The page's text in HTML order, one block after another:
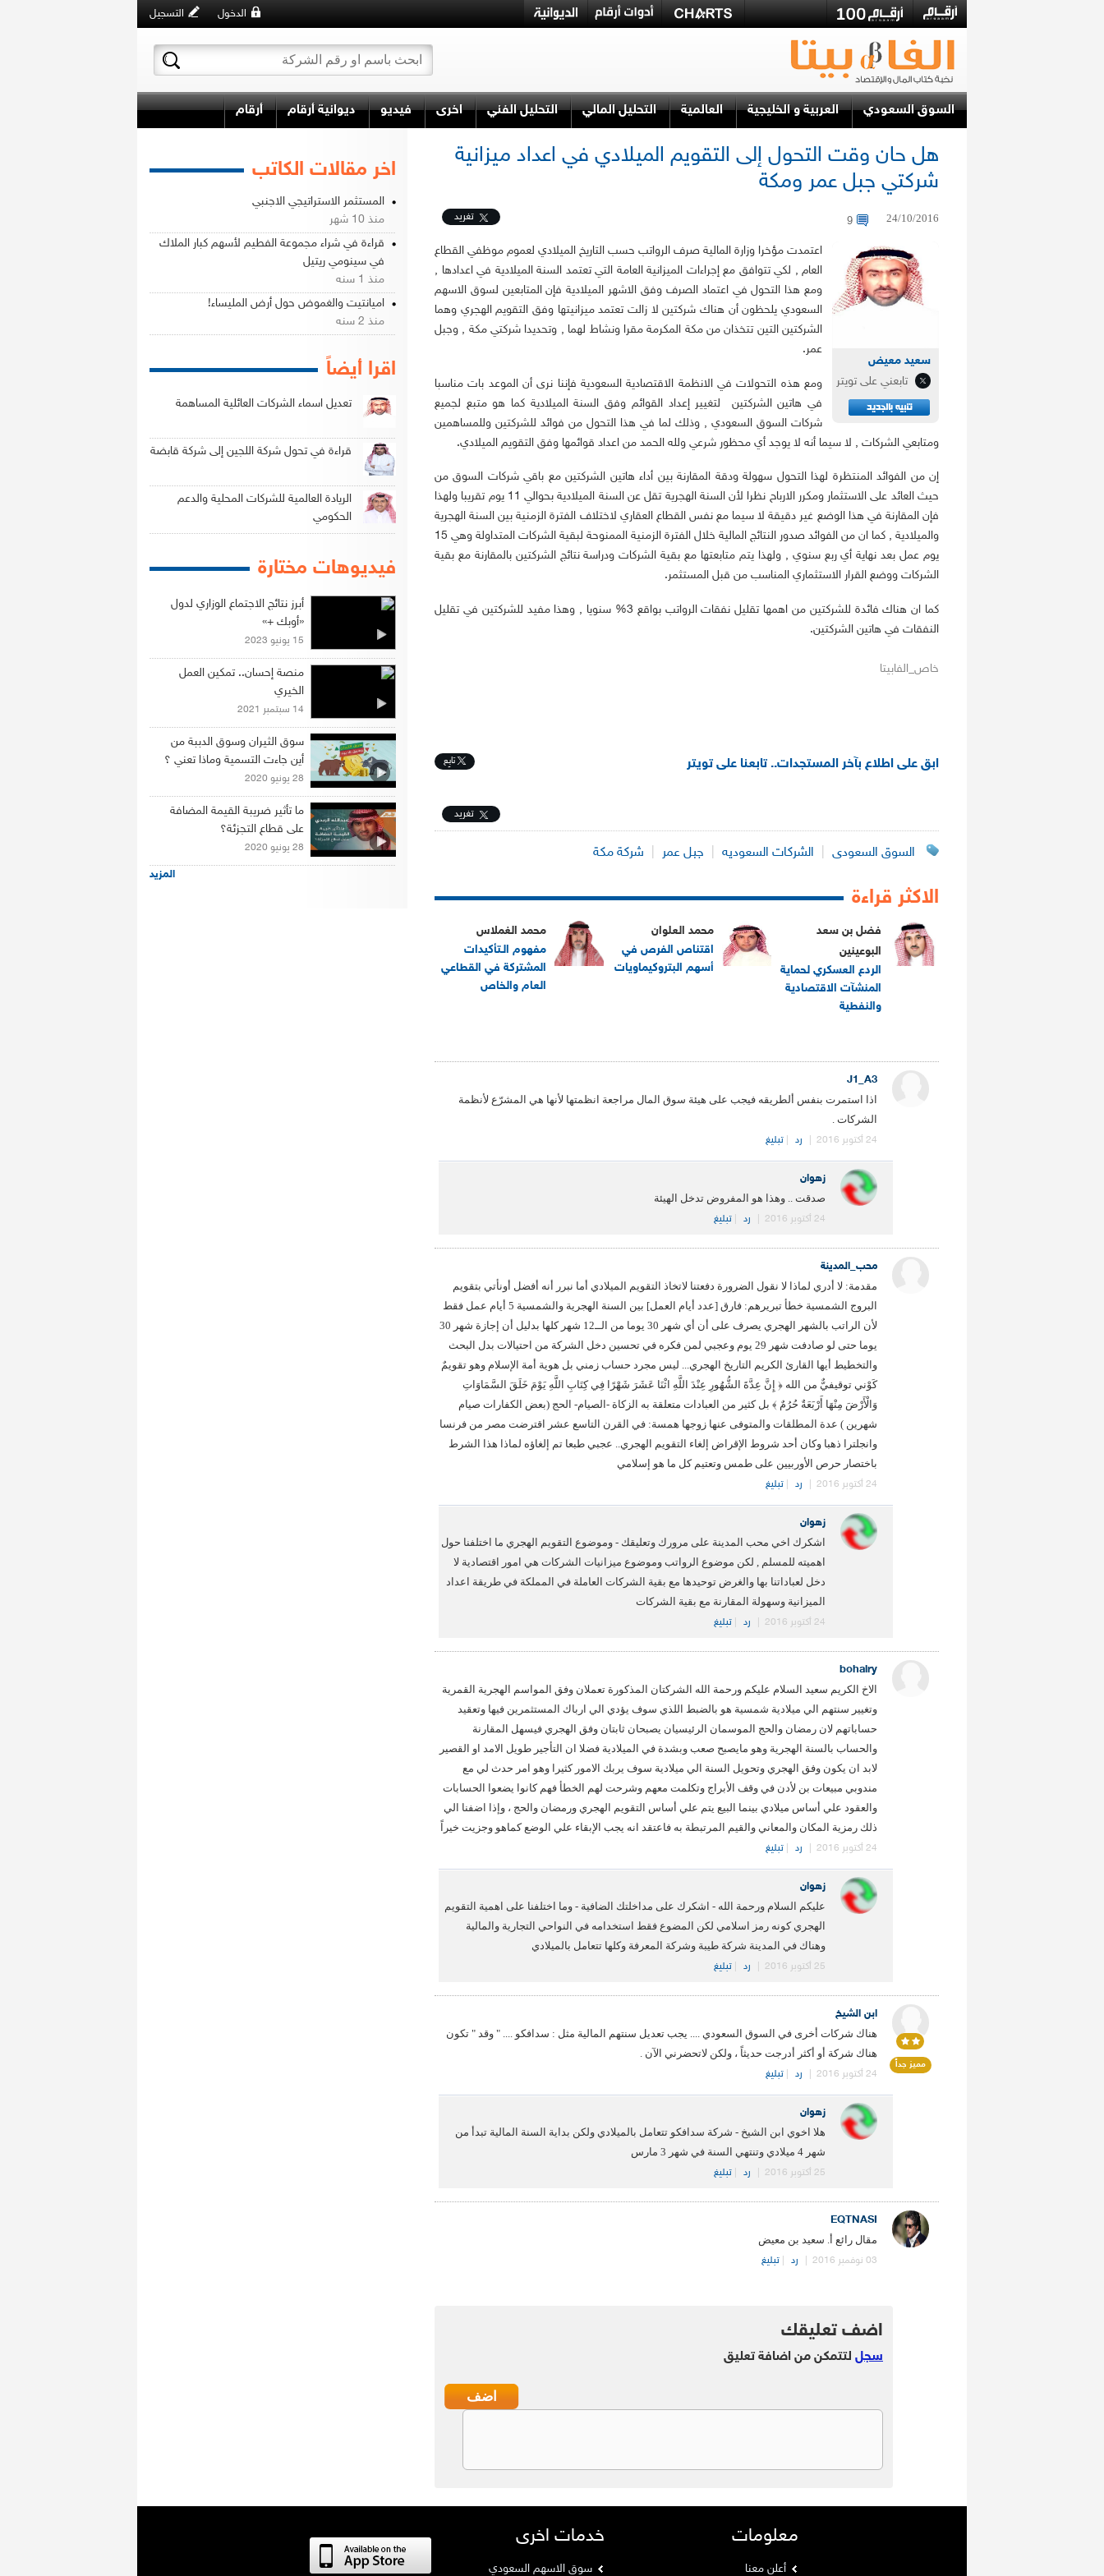
التسجيل الدخول
السوق السعودي العربية و الخليجية العالمية التحليل المالي التحليل الفني اخرى فيديو ديوانية أرقام أرقام
هل حان وقت التحول إلى التقويم الميلادي في اعداد ميزانية
شركتي جبل عمر ومكة
24/10/2016
9 تغريد
سعيد معيض
تابعني على تويتر
اعتمدت مؤخرا وزارة المالية صرف الرواتب حسب التاريخ الميلادي لعموم موظفي القطاع
العام , لكي تتوافق مع إجراءات الميزانية العامة التي تعتمد السنة الميلادية في اعدادها ,
ومع هذا التحول في اعتماد الصرف وفق الاشهر الميلادية فإن المتابعين لسوق الاسهم
السعودي يلحظون أن هناك شركتين لا زالت تعتمد ميزانيتها وفق التقويم الهجري وهما
الشركتين التين تتخذان من مكة المكرمة مقرا ونشاط لهما , وتحديدا شركتي مكة , وجبل
عمر.
ومع هذه التحولات في الانظمة الاقتصادية السعودية فإننا نرى أن الموعد بات مناسبا
في هاتين الشركتين لتغيير إعداد القوائم وفق السنة الميلادية كما هو متبع لجميع
شركات السوق السعودي , وذلك لما في هذا التحول من فوائد للشركتين وللمساهمين
ومتابعي الشركات , لا سيما أنه لا يوجد أي محظور شرعي ولله الحمد من اعداد قوائمها وفق التقويم الميلادي.
إن من الفوائد المنتظرة لهذا التحول سهولة ودقة المقارنة بين أداء هاتين الشركتين مع باقي شركات السوق من
حيث العائد على الاستثمار ومكرر الارباح نظرا لأن السنة الهجرية تقل عن السنة الميلادية بحوالي 11 يوم تقريبا ولهذا
فإن المقارنة في هذا الوضع غير دقيقة لا سيما مع نفس القطاع العقاري لاختلاف الفترة الزمنية بين السنة الهجرية
والميلادية , كما ان من الفوائد صدور النتائج المالية خلال الفترة الزمنية الممنوحة لبقية الشركات المتداولة وهي 15
يوم عمل بعد نهاية أي ربع سنوي , ولهذا يتم متابعتها مع بقية الشركات ودراسة نتائج الشركتين بالمقارنة مع بقية
الشركات ووضع القرار الاستثماري المناسب من قبل المستثمر.
كما ان هناك فائدة للشركتين من اهمها تقليل نفقات الرواتب بواقع 3% سنويا , وهذا مفيد للشركتين في تقليل
النفقات في هاتين الشركتين.
خاص_الفابيتا
ابق على اطلاع بآخر المستجدات.. تابعنا على تويتر تابِع
تغريد
السوق السعودى الشركات السعوديه جبل عمر شركة مكة
الاكثر قراءة
فضل بن سعد
البوعينين
الردع العسكري لحماية
المنشآت الاقتصادية
والنفطية
محمد العلوان
اقتناص الفرص في
أسهم البتروكيماويات
محمد الغملاس
مفهوم الـتأكيدات
المشتركة في القطاعي
العام والخاص
J1_A3
اذا استمرت بنفس ألطريقه فيجب على هيئة سوق المال مراجعة انظمتها لأنها هي المشرّع لأنظمة
الشركات .
24 أكتوبر 2016 رد تبليغ
زهوان
صدقت .. وهذا هو المفروض تدخل الهيئة
24 أكتوبر 2016 رد تبليغ
محب_المدينة
مقدمة: لا أدري لماذا لا نقول الضرورة دفعتنا لاتخاذ التقويم الميلادي أما نبرر أنه أفضل أونأتي بتقويم
البروج الشمسية خطأ تبريرهم: فارق [عدد أيام العمل] بين السنة الهجرية والشمسية 5 أيام عمل فقط
لأن الراتب بالشهر الهجري يصرف على أن أي شهر 30 يوما من الــ12 شهر كلها بدليل أن إجازة شهر 30
يوما حتى لو صادفت شهر 29 يوم وعجبي لمن فكره في تحسين دخل الشركة من احتيالات بدل البحث
والتخطيط أيها القارئ الكريم التاريخ الهجري... ليس مجرد حساب زمني بل هوية أمة الإسلام وهو تقويمٌ
كَوْني توقيفيٌّ من الله ﴿ إِنَّ عِدَّةَ الشُّهُورِ عِنْدَ اللَّهِ اثْنَا عَشَرَ شَهْرًا فِي كِتَابِ اللَّهِ يَوْمَ خَلَقَ السَّمَاوَاتِ
وَالْأَرْضَ مِنْهَا أَرْبَعَةٌ حُرُمٌ ﴾ بل كثير من العبادات متعلقة به الزكاة -الصيام- الحج (بعض الكفارات صيام
شهرين ) عدة المطلقات والمتوفى عنها زوجها همسة: في القرن التاسع عشر اقترضت مصر من فرنسا
وانجلترا ذهبا وكان أحد شروط الإقراض إلغاء التقويم الهجري.. عجبي طبعا تم إلغاؤه لماذا هذا الشرط
باختصار حرص الأوربيين على طمس وتعتيم كل ما هو إسلامي
24 أكتوبر 2016 رد تبليغ
زهوان
اشكرك اخي محب المدينة على مرورك وتعليقك - وموضوع التقويم الهجري ما اختلفنا حول
اهميته للمسلم , لكن موضوع الرواتب وموضوع ميزانيات الشركات هي امور اقتصادية لا
دخل لعباداتنا بها والغرض توحيدها مع بقية الشركات العاملة في المملكة في طريقة اعداد
الميزانية وسهولة المقارنة مع بقية الشركات
24 أكتوبر 2016 رد تبليغ
bohairy
الاخ الكريم سعيد السلام عليكم ورحمة الله الشركتان المذكورة تعملان وفق المواسم الهجرية القمرية
وتغيير سنتهم الي ميلادية شمسية هو بالضبط اللذي سوف يؤدي الي ارباك المستثمرين فيها وتعقيد
حساباتهم لان رمضان والحج الموسمان الرئيسيان يصبحان ثابتان وفق الهجري فيسهل المقارنة
والحساب بالسنة الهجرية وهو مايصبح صعب وبشدة في الميلادية فضلا ان التأجير طويل الامد او القصير
لابد ان يكون وفق الهجري وتحويل السنة الي ميلادية سوف يربك الامور كثيرا وهو امر حدث لي مع
مندوبي مبيعات بن لأدن في وقف الأبراج وتكلمت معهم وشرحت لهم الخطأ فهم كانوا يضعوا الحسابات
والعقود علي أساس ميلادي بينما البيع يتم علي أساس التقويم الهجري ورمضان والحج ، وإذا اضفنا الي
ذلك رمزية المكان والمعاني والقيم المرتبطة به فاعتقد انه يجب الإبقاء علي الوضع كماهو وجزيت خيراً
24 أكتوبر 2016 رد تبليغ
زهوان
عليكم السلام ورحمة الله - اشكرك على مداخلتك الضافية - وما اختلفنا على اهمية التقويم
الهجري كونه رمز اسلامي لكن المضوع فقط استخدامه في النواحي التجارية والمالية
وهناك في المدينة شركة طيبة وشركة المعرفة وكلها تتعامل بالميلادي
25 أكتوبر 2016 رد تبليغ
مميز جداً
ابن الشيخ
هناك شركات أخرى في السوق السعودي .... يجب تعديل سنتهم المالية مثل : سدافكو .... " وقد " تكون
هناك شركة أو أكثر أدرجت حديثاً ، ولكن لاتحضرني الآن .
24 أكتوبر 2016 رد تبليغ
زهوان
هلا اخوي ابن الشيخ - شركة سدافكو تتعامل بالميلادي ولكن بداية السنة المالية تبدأ من
شهر 4 ميلادي وتنتهي السنة في شهر 3 مارس
25 أكتوبر 2016 رد تبليغ
EQTNASI
مقال رائع أ. سعيد بن معيض
03 نوفمبر 2016 رد تبليغ
اضف تعليقك
سجل لتتمكن من اضافة تعليق
اخر مقالات الكاتب
المستثمر الاستراتيجي الاجنبي
منذ 10 شهر
قراءة في شراء مجموعة الفطيم لأسهم كبار الملاك
في سينومي ريتيل
منذ 1 سنه
اميانتيت والغموض حول أرض المليساء!
منذ 2 سنه
اقرا أيضاً
تعديل اسماء الشركات العائلية المساهمة
قراءة في تحول شركة اللجين إلى شركة قابضة
الريادة العالمية للشركات المحلية والدعم
الحكومي
فيديوهات مختارة
أبرز نتائج الاجتماع الوزاري لدول
«أوبك +»
15 يونيو 2023
منصة إحسان.. تمكين العمل
الخيري
14 سبتمبر 2021
سوق الثيران وسوق الدببة من
أين جاءت التسمية وماذا تعني ؟
28 يونيو 2020
ما تأثير ضريبة القيمة المضافة
على قطاع التجزئة؟
28 يونيو 2020
المزيد
معلومات
أعلن معنا
خدمات اخرى
سوق الاسهم السعودي